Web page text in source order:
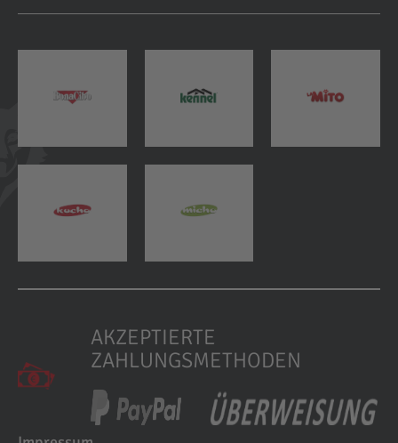
AKZEPTIERTE
ZAHLUNGSMETHODEN